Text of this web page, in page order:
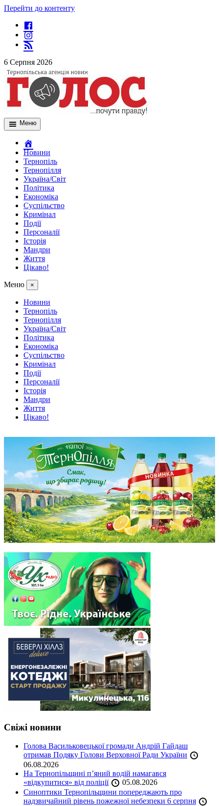
Перейти до контенту
6 Серпня 2026
Меню
Новини
Тернопіль
Тернопілля
Україна/Світ
Політика
Економіка
Суспільство
Кримінал
Події
Персоналії
Історія
Мандри
Життя
Цікаво!
Меню ×
Новини
Тернопіль
Тернопілля
Україна/Світ
Політика
Економіка
Суспільство
Кримінал
Події
Персоналії
Історія
Мандри
Життя
Цікаво!
Свіжі новини
Голова Васильковецької громади Андрій Гайдаш
отримав Подяку Голови Верховної Ради України
06.08.2026
На Тернопільщині п’яний водій намагався
«відкупитися» від поліції
05.08.2026
Синоптики Тернопільщини попереджають про
надзвичайний рівень пожежної небезпеки 6 серпня